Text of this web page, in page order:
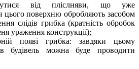
від пліслняви, що уже
цього поверхню обробляють засобом
слідів грибка (кратність обробок
ураження конструкції);
появі грибка: завдяки цьому
будівель можна буде проводити